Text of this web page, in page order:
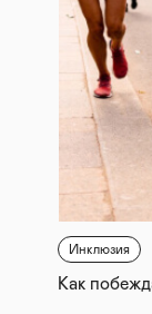
Инклюзия
Как